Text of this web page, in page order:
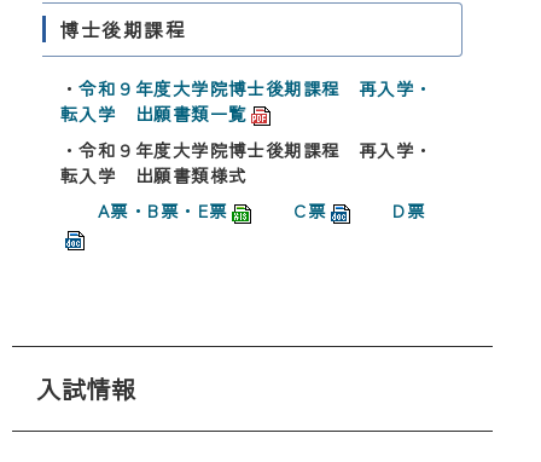
博士後期課程
・令和９年度大学院博士後期課程 再入学・
転入学 出願書類一覧
・令和９年度大学院博士後期課程 再入学・
転入学 出願書類様式
A票・B票・E票
C票 D票
入試情報